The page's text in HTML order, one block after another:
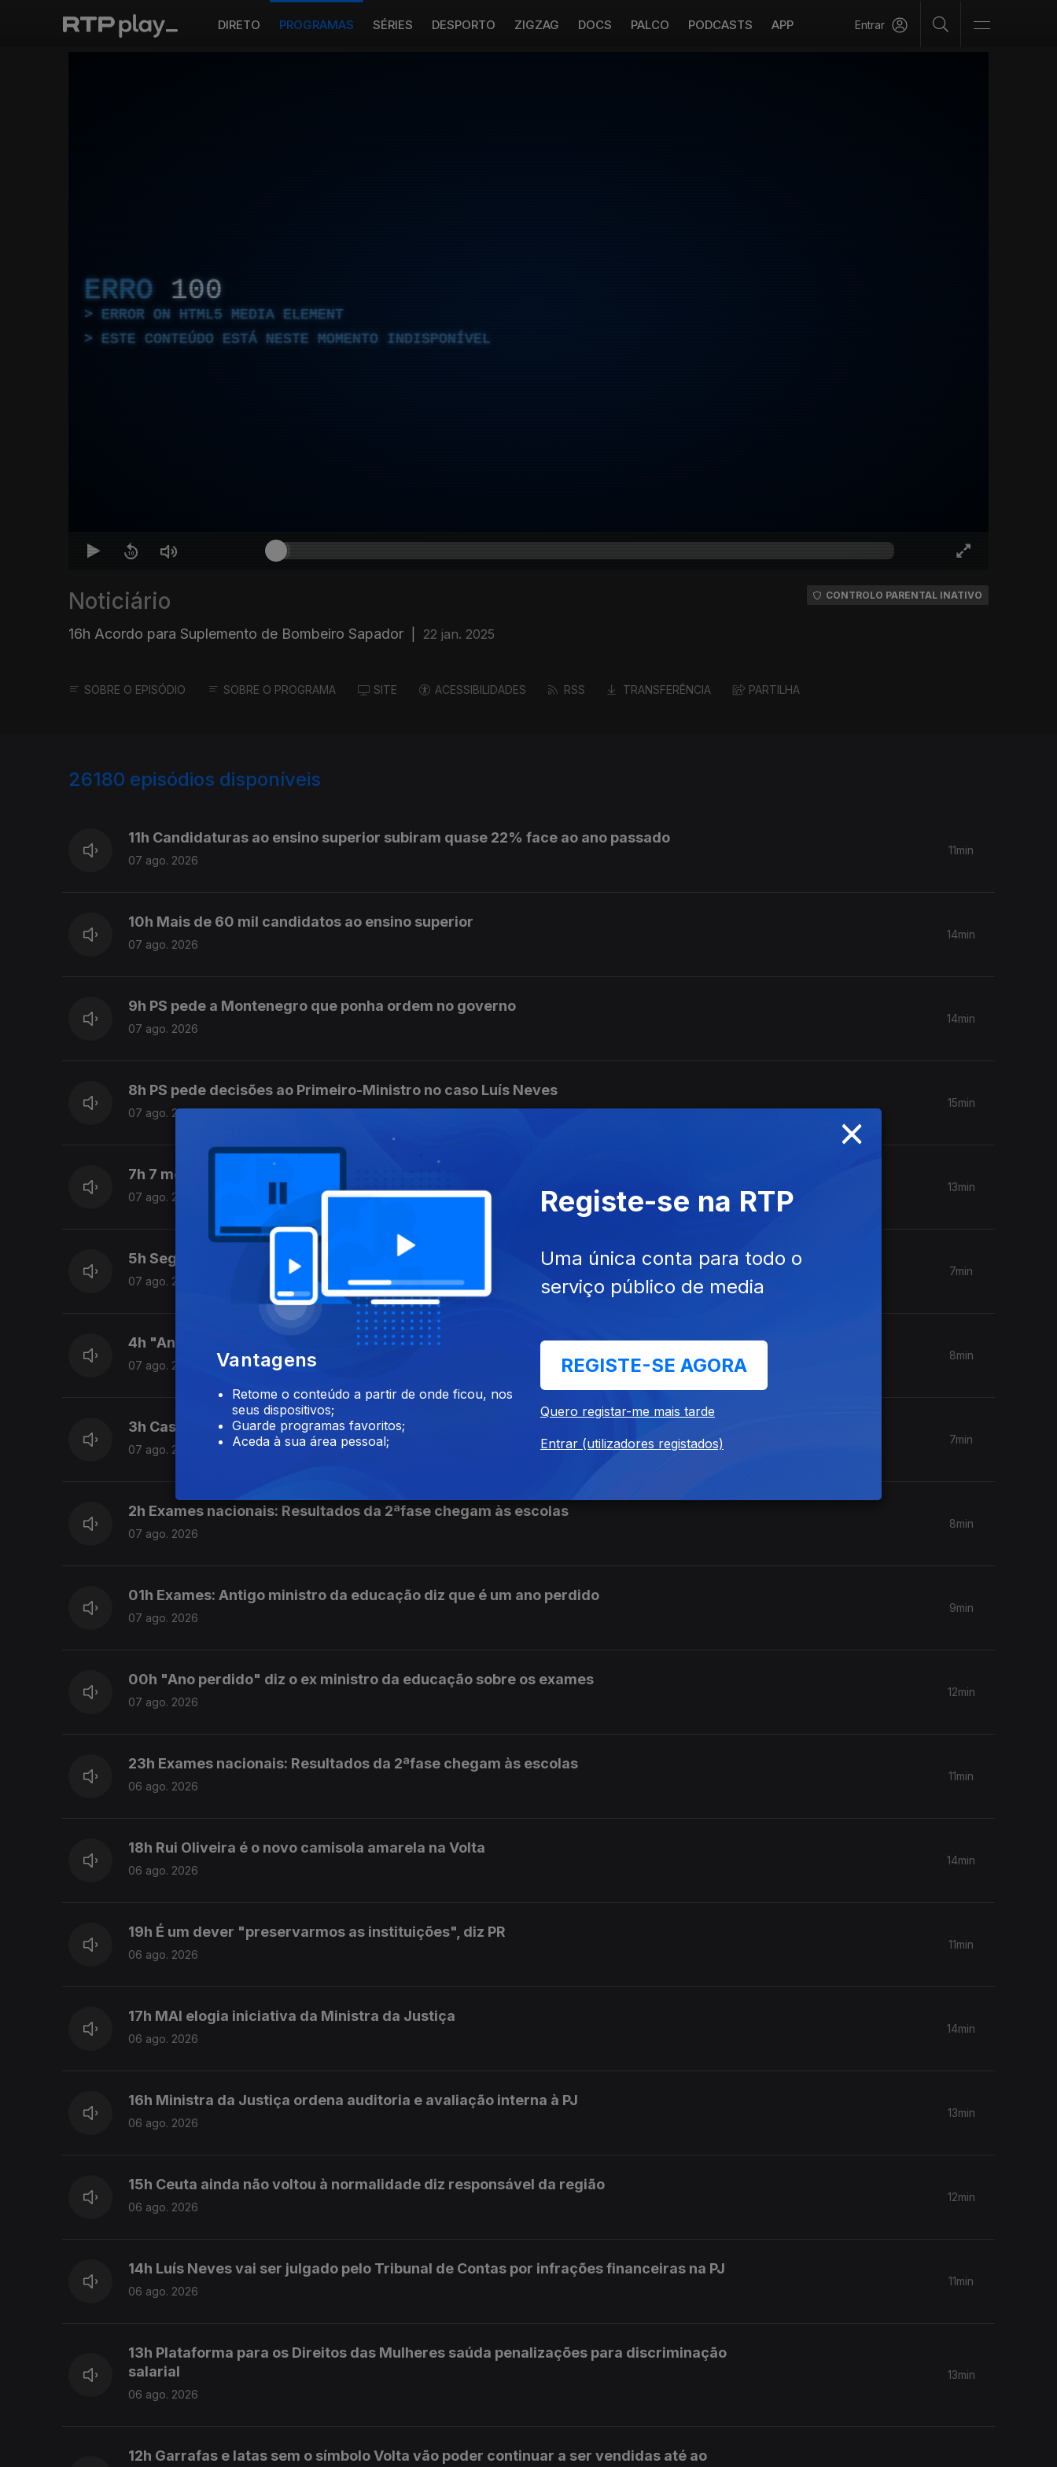
DIRETO PROGRAMAS SÉRIES DESPORTO ZIGZAG DOCS PALCO PODCASTS APP Entrar
ERRO 100
ERROR ON HTML5 MEDIA ELEMENT
ESTE CONTEÚDO ESTÁ NESTE MOMENTO INDISPONÍVEL
Noticiário
16h Acordo para Suplemento de Bombeiro Sapador 22 jan. 2025
CONTROLO PARENTAL INATIVO
SOBRE O EPISÓDIO SOBRE O PROGRAMA SITE ACESSIBILIDADES RSS TRANSFERÊNCIA PARTILHA
26180 episódios disponíveis
11h Candidaturas ao ensino superior subiram quase 22% face ao ano passado
07 ago. 2026
11min
10h Mais de 60 mil candidatos ao ensino superior
07 ago. 2026
14min
9h PS pede a Montenegro que ponha ordem no governo
07 ago. 2026
14min
8h PS pede decisões ao Primeiro-Ministro no caso Luís Neves
07 ago. 2026
15min
7h 7 mortos num tiroteio numa escola da Tailândia
07 ago. 2026
13min
5h Seguro apela a políticas públicas duradouras
07 ago. 2026
7min
4h "Ano perdido" diz o ex ministro da educação sobre os exames
07 ago. 2026
8min
3h Caso Luís Neves. PR reitera preservação das instituições
07 ago. 2026
7min
2h Exames nacionais: Resultados da 2ªfase chegam às escolas
07 ago. 2026
8min
01h Exames: Antigo ministro da educação diz que é um ano perdido
07 ago. 2026
9min
00h "Ano perdido" diz o ex ministro da educação sobre os exames
07 ago. 2026
12min
23h Exames nacionais: Resultados da 2ªfase chegam às escolas
06 ago. 2026
11min
18h Rui Oliveira é o novo camisola amarela na Volta
06 ago. 2026
14min
19h É um dever "preservarmos as instituições", diz PR
06 ago. 2026
11min
17h MAI elogia iniciativa da Ministra da Justiça
06 ago. 2026
14min
16h Ministra da Justiça ordena auditoria e avaliação interna à PJ
06 ago. 2026
13min
15h Ceuta ainda não voltou à normalidade diz responsável da região
06 ago. 2026
12min
14h Luís Neves vai ser julgado pelo Tribunal de Contas por infrações financeiras na PJ
06 ago. 2026
11min
13h Plataforma para os Direitos das Mulheres saúda penalizações para discriminação
salarial
06 ago. 2026
13min
12h Garrafas e latas sem o símbolo Volta vão poder continuar a ser vendidas até ao
×
Vantagens
Retome o conteúdo a partir de onde ficou, nos
seus dispositivos;
Guarde programas favoritos;
Aceda à sua área pessoal;
Registe-se na RTP
Uma única conta para todo o
serviço público de media
REGISTE-SE AGORA
Quero registar-me mais tarde
Entrar (utilizadores registados)